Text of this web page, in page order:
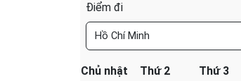
Điểm đi
Chủ nhật Thứ 2 Thứ 3